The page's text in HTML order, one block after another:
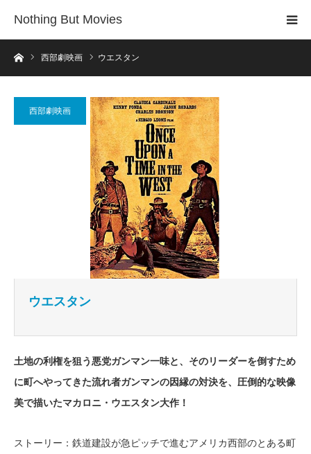
Nothing But Movies
ホーム西部劇映画 ウエスタン
西部劇映画
ウエスタン
土地の利権を狙う悪党ガンマン一味と、そのリーダーを倒すため
に町へやってきた流れ者ガンマンの因縁の対決を、圧倒的な映像
美で描いたマカロニ・ウエスタン大作！
ストーリー：鉄道建設が急ピッチで進むアメリカ西部のとある町